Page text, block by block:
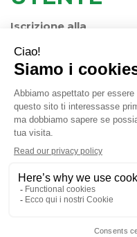
Iscrizione alla
Newsletter
Contatti
Informativa Privacy
Valli di
04025840275 |